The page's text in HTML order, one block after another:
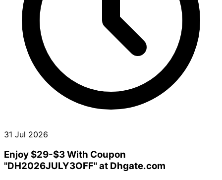
31 Jul 2026
Enjoy $29-$3 With Coupon
"DH2026JULY3OFF" at Dhgate.com